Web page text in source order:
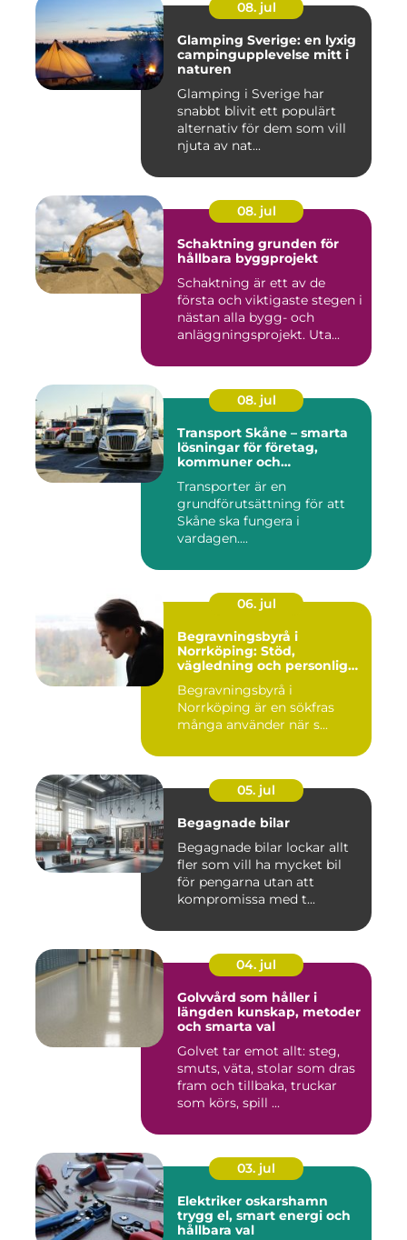
08. jul
Glamping Sverige: en lyxig
campingupplevelse mitt i
naturen
Glamping i Sverige har
snabbt blivit ett populärt
alternativ för dem som vill
njuta av nat...
08. jul
Schaktning grunden för
hållbara byggprojekt
Schaktning är ett av de
första och viktigaste stegen i
nästan alla bygg- och
anläggningsprojekt. Uta...
08. jul
Transport Skåne – smarta
lösningar för företag,
kommuner och
Transporter är en
grundförutsättning för att
Skåne ska fungera i
vardagen....
06. jul
Begravningsbyrå i
Norrköping: Stöd,
vägledning och personliga
Begravningsbyrå i
Norrköping är en sökfras
många använder när s...
05. jul
Begagnade bilar
Begagnade bilar lockar allt
fler som vill ha mycket bil
för pengarna utan att
kompromissa med t...
04. jul
Golvvård som håller i
längden kunskap, metoder
och smarta val
Golvet tar emot allt: steg,
smuts, väta, stolar som dras
fram och tillbaka, truckar
som körs, spill ...
03. jul
Elektriker oskarshamn
trygg el, smart energi och
hållbara val